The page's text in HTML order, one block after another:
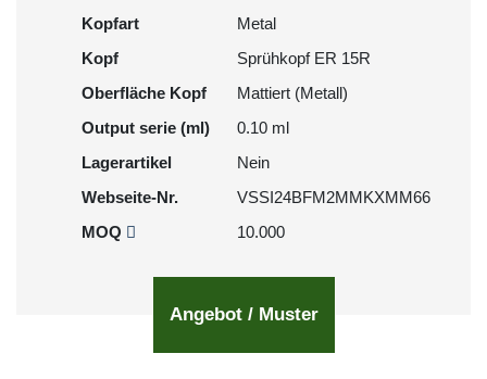
Kopfart
Metal
Kopf
Sprühkopf ER 15R
Oberfläche Kopf
Mattiert (Metall)
Output serie (ml)
0.10 ml
Lagerartikel
Nein
Webseite-Nr.
VSSI24BFM2MMKXMM66
MOQ
10.000
Angebot / Muster